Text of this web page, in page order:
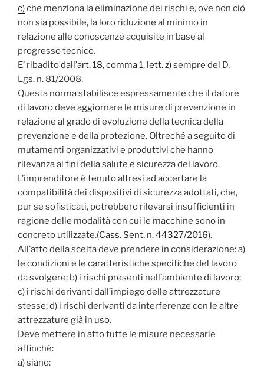
c)che menziona la eliminazione dei rischi e, ove non ciò
non sia possibile, la loro riduzione al minimo in
relazione alle conoscenze acquisite in base al
progresso tecnico.
E’ ribaditodall’art. 18, comma 1, lett. z)sempre del D.
Lgs. n. 81/2008.
Questa norma stabilisce espressamente che il datore
di lavoro deve aggiornare le misure di prevenzione in
relazione al grado di evoluzione della tecnica della
prevenzione e della protezione. Oltreché a seguito di
mutamenti organizzativi e produttivi che hanno
rilevanza ai fini della salute e sicurezza del lavoro.
L’imprenditore é tenuto altresì ad accertare la
compatibilità dei dispositivi di sicurezza adottati, che,
pur se sofisticati, potrebbero rilevarsi insufficienti in
ragione delle modalità con cui le macchine sono in
concreto utilizzate.(Cass. Sent. n. 44327/2016).
All’atto della scelta deve prendere in considerazione: a)
le condizioni e le caratteristiche specifiche del lavoro
da svolgere; b) i rischi presenti nell’ambiente di lavoro;
c) i rischi derivanti dall’impiego delle attrezzature
stesse; d) i rischi derivanti da interferenze con le altre
attrezzature già in uso.
Deve mettere in atto tutte le misure necessarie
affinché:
a) siano: